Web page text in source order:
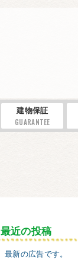
建物保証
GUARANTEE
最近の投稿
最新の広告です。